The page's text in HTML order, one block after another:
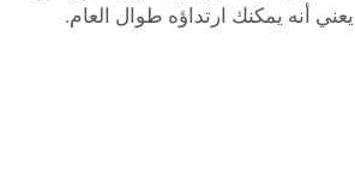
أنه يمكنك ارتداؤه طوال العام.